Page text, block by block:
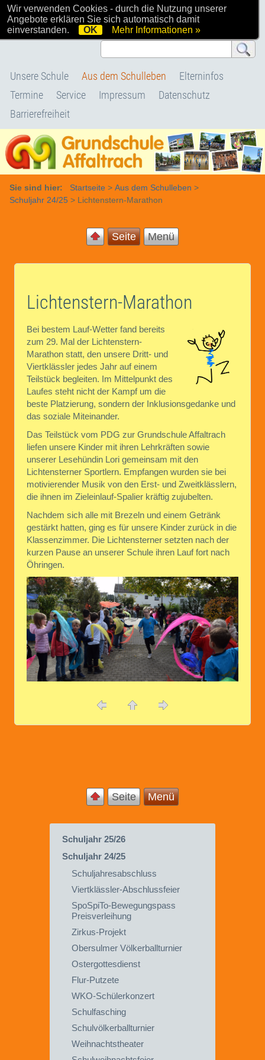
Willkommen bei uns
Unsere Schule Aus dem Schulleben
Elterninfos
Termine
Service Impressum
Datenschutz
Barrierefreiheit
Sie sind hier: Startseite > Aus dem Schulleben >
Schuljahr 24/25 > Lichtenstern-Marathon
Seite Menü
Lichtenstern-Marathon
Bei bestem Lauf-Wetter fand bereits
zum 29. Mal der Lichtenstern-
Marathon statt, den unsere Dritt- und
Viertklässler jedes Jahr auf einem
Teilstück begleiten. Im Mittelpunkt des
Laufes steht nicht der Kampf um die
beste Platzierung, sondern der Inklusionsgedanke und
das soziale Miteinander.
Das Teilstück vom PDG zur Grundschule Affaltrach
liefen unsere Kinder mit ihren Lehrkräften sowie
unserer Lesehündin Lori gemeinsam mit den
Lichtensterner Sportlern. Empfangen wurden sie bei
motivierender Musik von den Erst- und Zweitklässlern,
die ihnen im Zieleinlauf-Spalier kräftig zujubelten.
Nachdem sich alle mit Brezeln und einem Getränk
gestärkt hatten, ging es für unsere Kinder zurück in die
Klassenzimmer. Die Lichtensterner setzten nach der
kurzen Pause an unserer Schule ihren Lauf fort nach
Öhringen.
Seite Menü
Schuljahr 25/26
Schuljahr 24/25
Schuljahresabschluss
Viertklässler-Abschlussfeier
SpoSpiTo-Bewegungspass
Preisverleihung
Zirkus-Projekt
Obersulmer Völkerballturnier
Ostergottesdienst
Flur-Putzete
WKO-Schülerkonzert
Schulfasching
Schulvölkerballturnier
Weihnachtstheater
Wir verwenden Cookies - durch die Nutzung unserer
Angebote erklären Sie sich automatisch damit
einverstanden.
OK Mehr Informationen »